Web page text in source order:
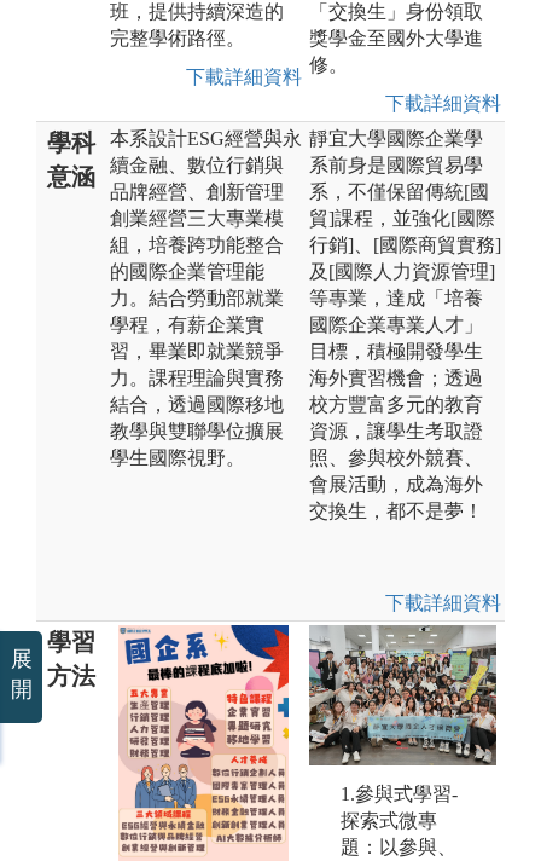
班，提供持續深造的
完整學術路徑。
下載詳細資料
「交換生」身份領取
獎學金至國外大學進
修。
下載詳細資料
學科
意涵
本系設計ESG經營與永
續金融、數位行銷與
品牌經營、創新管理
創業經營三大專業模
組，培養跨功能整合
的國際企業管理能
力。結合勞動部就業
學程，有薪企業實
習，畢業即就業競爭
力。課程理論與實務
結合，透過國際移地
教學與雙聯學位擴展
學生國際視野。
靜宜大學國際企業學
系前身是國際貿易學
系，不僅保留傳統[國
貿]課程，並強化[國際
行銷]、[國際商貿實務]
及[國際人力資源管理]
等專業，達成「培養
國際企業專業人才」
目標，積極開發學生
海外實習機會；透過
校方豐富多元的教育
資源，讓學生考取證
照、參與校外競賽、
會展活動，成為海外
交換生，都不是夢！
下載詳細資料
學習
方法
未上傳圖片
1.參與式學習-
探索式微專
題：以參與、
展
開